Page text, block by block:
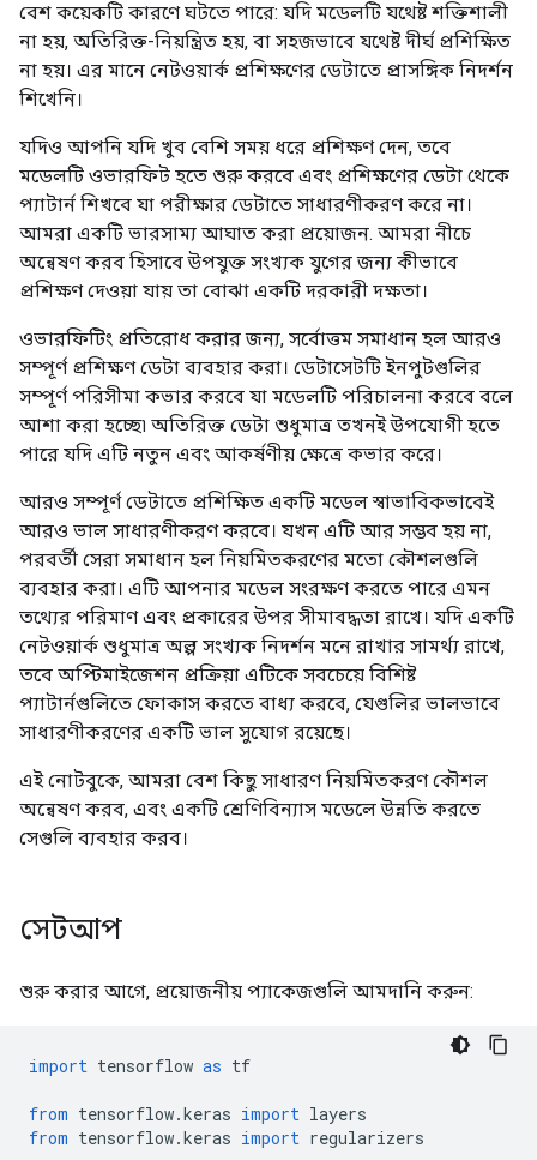
বেশ কয়েকটি কারণে ঘটতে পারে: যদি মডেলটি যথেষ্ট শক্তিশালী
না হয়, অতিরিক্ত-নিয়ন্ত্রিত হয়, বা সহজভাবে যথেষ্ট দীর্ঘ প্রশিক্ষিত
না হয়। এর মানে নেটওয়ার্ক প্রশিক্ষণের ডেটাতে প্রাসঙ্গিক নিদর্শন
শিখেনি।
যদিও আপনি যদি খুব বেশি সময় ধরে প্রশিক্ষণ দেন, তবে
মডেলটি ওভারফিট হতে শুরু করবে এবং প্রশিক্ষণের ডেটা থেকে
প্যাটার্ন শিখবে যা পরীক্ষার ডেটাতে সাধারণীকরণ করে না।
আমরা একটি ভারসাম্য আঘাত করা প্রয়োজন. আমরা নীচে
অন্বেষণ করব হিসাবে উপযুক্ত সংখ্যক যুগের জন্য কীভাবে
প্রশিক্ষণ দেওয়া যায় তা বোঝা একটি দরকারী দক্ষতা।
ওভারফিটিং প্রতিরোধ করার জন্য, সর্বোত্তম সমাধান হল আরও
সম্পূর্ণ প্রশিক্ষণ ডেটা ব্যবহার করা। ডেটাসেটটি ইনপুটগুলির
সম্পূর্ণ পরিসীমা কভার করবে যা মডেলটি পরিচালনা করবে বলে
আশা করা হচ্ছে৷ অতিরিক্ত ডেটা শুধুমাত্র তখনই উপযোগী হতে
পারে যদি এটি নতুন এবং আকর্ষণীয় ক্ষেত্রে কভার করে।
আরও সম্পূর্ণ ডেটাতে প্রশিক্ষিত একটি মডেল স্বাভাবিকভাবেই
আরও ভাল সাধারণীকরণ করবে। যখন এটি আর সম্ভব হয় না,
পরবর্তী সেরা সমাধান হল নিয়মিতকরণের মতো কৌশলগুলি
ব্যবহার করা। এটি আপনার মডেল সংরক্ষণ করতে পারে এমন
তথ্যের পরিমাণ এবং প্রকারের উপর সীমাবদ্ধতা রাখে। যদি একটি
নেটওয়ার্ক শুধুমাত্র অল্প সংখ্যক নিদর্শন মনে রাখার সামর্থ্য রাখে,
তবে অপ্টিমাইজেশন প্রক্রিয়া এটিকে সবচেয়ে বিশিষ্ট
প্যাটার্নগুলিতে ফোকাস করতে বাধ্য করবে, যেগুলির ভালভাবে
সাধারণীকরণের একটি ভাল সুযোগ রয়েছে।
এই নোটবুকে, আমরা বেশ কিছু সাধারণ নিয়মিতকরণ কৌশল
অন্বেষণ করব, এবং একটি শ্রেণিবিন্যাস মডেলে উন্নতি করতে
সেগুলি ব্যবহার করব।
সেটআপ
শুরু করার আগে, প্রয়োজনীয় প্যাকেজগুলি আমদানি করুন:
import tensorflow as tf
from tensorflow.keras import layers
from tensorflow.keras import regularizers